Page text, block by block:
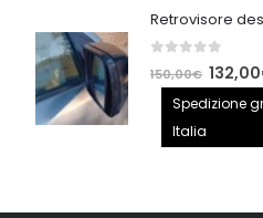
110,00€.
out of 5
150,00€ Il
prezzo
132,00
Spedizione
Italia